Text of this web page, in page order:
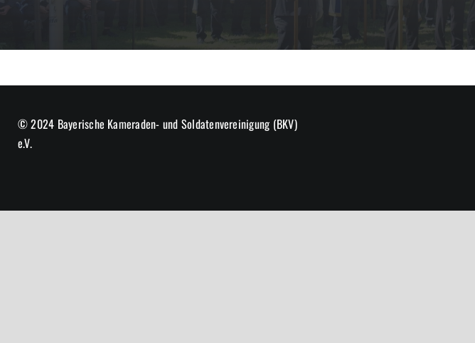
© 2024 Bayerische Kameraden- und Soldatenvereinigung (BKV)
e.V.